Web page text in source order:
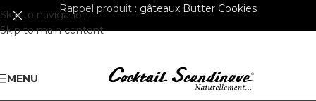
Skip to navigation
Skip to main content
Rappel produit : gâteaux Butter Cookies
MENU